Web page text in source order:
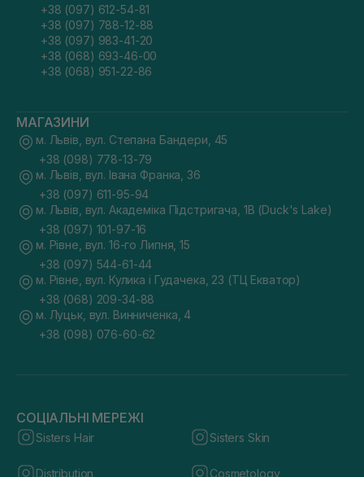
+38 (097) 612-54-81
+38 (097) 788-12-88
+38 (097) 983-41-20
+38 (068) 693-46-00
+38 (068) 951-22-86
МАГАЗИНИ
м. Львів, вул. Степана Бандери, 45
+38 (098) 778-13-79
м. Львів, вул. Івана Франка, 36
+38 (097) 611-95-94
м. Львів, вул. Академіка Підстригача, 1В (Duck's Lake)
+38 (097) 101-97-16
м. Рівне, вул. 16-го Липня, 15
+38 (097) 544-61-44
м. Рівне, вул. Кулика і Гудачека, 23 (ТЦ Екватор)
+38 (068) 209-34-88
м. Луцьк, вул. Винниченка, 4
+38 (098) 076-60-62
СОЦІАЛЬНІ МЕРЕЖІ
Sisters Hair Sisters Skin
Distribution Cosmetology